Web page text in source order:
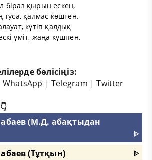
бiраз қырын ескен,
туса, қалмас көштен.
күтiп қалдық
үмiт, жаңа күшпен.
бөлісіңіз:
WhatsApp |Telegram |Twitter
(М.Д. абақтыдан
ᐈ
(Тұтқын)
ᐈ